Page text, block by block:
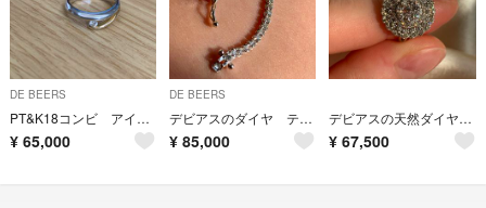
DE BEERS
PT&K18コンビ アイデアルカットダイヤモンドリング 美品
¥ 65,000
DE BEERS
デビアスのダイヤ テニスブレスレット 1.00ｃｔ
¥ 85,000
デビアスの天然ダイヤモンド リング
¥ 67,500